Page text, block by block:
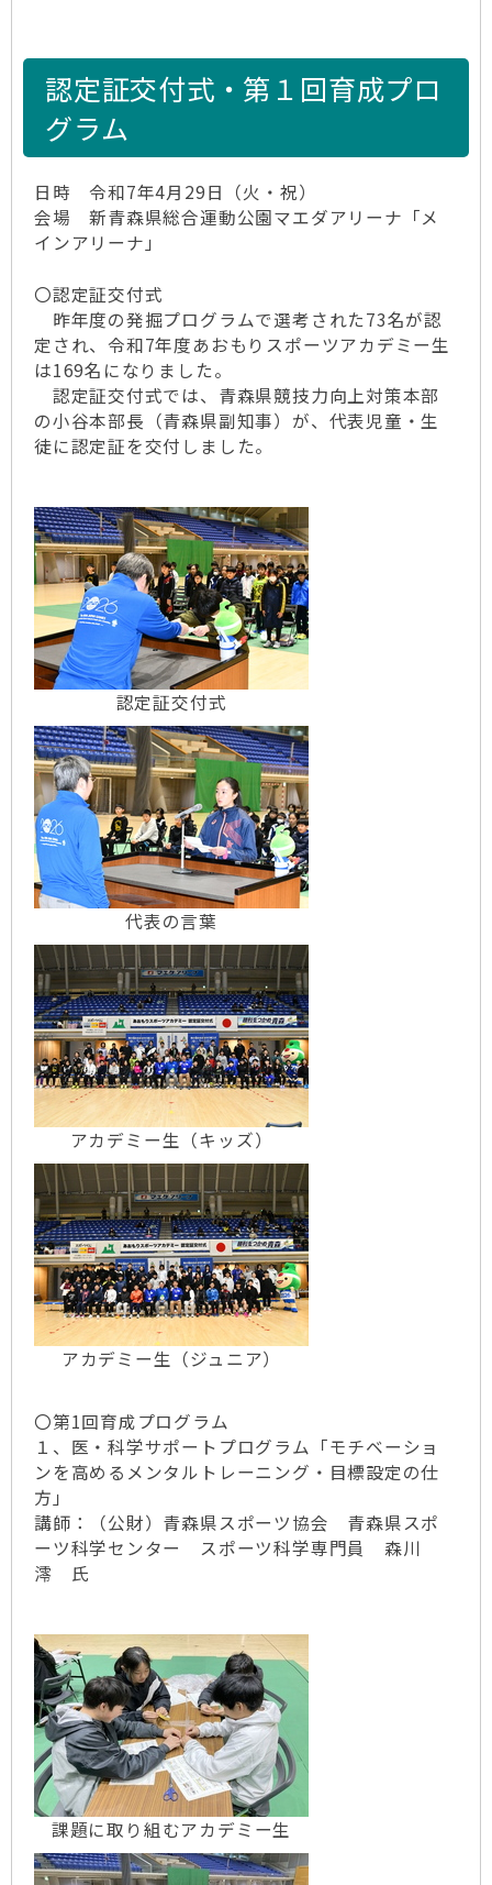
認定証交付式・第１回育成プロ
グラム
日時 令和7年4月29日（火・祝）
会場 新青森県総合運動公園マエダアリーナ「メ
インアリーナ」
〇認定証交付式
昨年度の発掘プログラムで選考された73名が認
定され、令和7年度あおもりスポーツアカデミー生
は169名になりました。
認定証交付式では、青森県競技力向上対策本部
の小谷本部長（青森県副知事）が、代表児童・生
徒に認定証を交付しました。
認定証交付式
代表の言葉
アカデミー生（キッズ）
アカデミー生（ジュニア）
〇第1回育成プログラム
１、医・科学サポートプログラム「モチベーショ
ンを高めるメンタルトレーニング・目標設定の仕
方」
講師：（公財）青森県スポーツ協会 青森県スポ
ーツ科学センター スポーツ科学専門員 森川
澪 氏
課題に取り組むアカデミー生